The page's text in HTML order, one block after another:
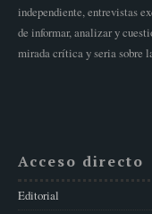
independiente, entrevistas
de informar, analizar y
mirada crítica y seria sobre
Acceso directo
Editorial